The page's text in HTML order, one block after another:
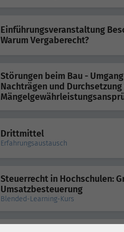
Einführungsveranstaltung
Warum Vergaberecht?
Störungen beim Bau -
Nachträgen und Durchsetzung
Drittmittel
Erfahrungsaustausch
Steuerrecht in Hochschulen:
Umsatzbesteuerung
Blended-Learning-Kurs